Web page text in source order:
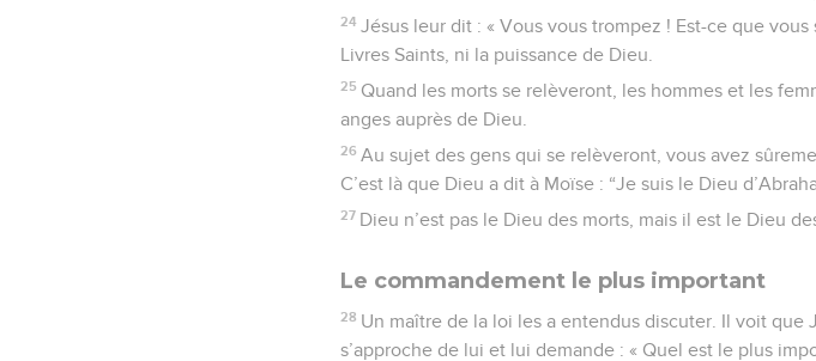
24 Jésus leur dit : « Vous vous trompez ! Est-ce que
Livres Saints, ni la puissance de Dieu.
25 Quand les morts se relèveront, les hommes et les
anges auprès de Dieu.
26 Au sujet des gens qui se relèveront, vous avez
C’est là que Dieu a dit à Moïse : “Je suis le Dieu
27 Dieu n’est pas le Dieu des morts, mais il est le Dieu
Le commandement le plus important
28 Un maître de la loi les a entendus discuter. Il voit que
s’approche de lui et lui demande : « Quel est le plus